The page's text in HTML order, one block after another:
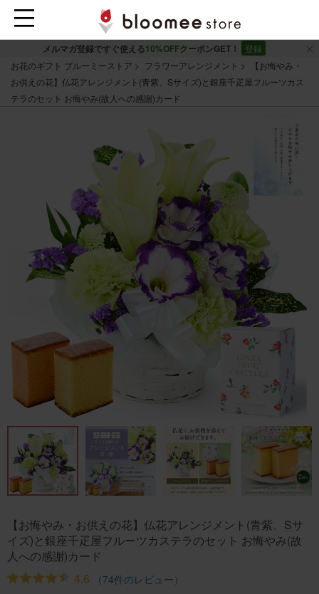
メルマガ登録ですぐ使える10%OFFクーポンGET！
登録
お花のギフト ブルーミーストア
フラワーアレンジメント
【お悔やみ・
お供えの花】仏花アレンジメント(青紫、Sサイズ)と銀座千疋屋フルーツカス
テラのセット お悔やみ(故人への感謝)カード
【お悔やみ・お供えの花】仏花アレンジメント(青紫、Sサ
イズ)と銀座千疋屋フルーツカステラのセット お悔やみ(故
人への感謝)カード
4.6
（74件のレビュー）